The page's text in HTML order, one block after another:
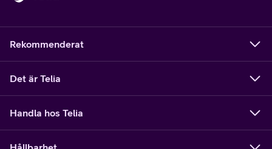
Rekommenderat
Det är Telia
Handla hos Telia